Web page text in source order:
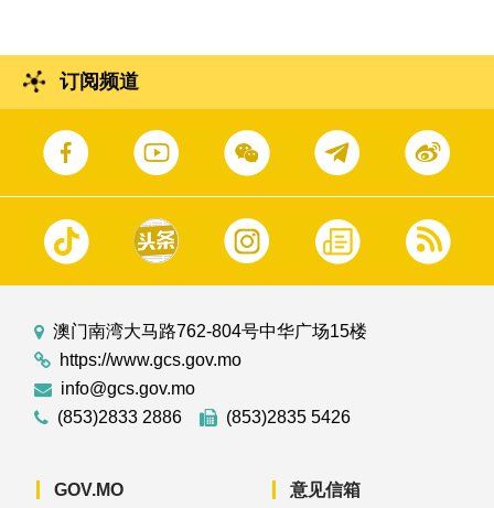
订阅频道
澳门南湾大马路762-804号中华广场15楼
https://www.gcs.gov.mo
info@gcs.gov.mo
(853)2833 2886
(853)2835 5426
GOV.MO 意见信箱